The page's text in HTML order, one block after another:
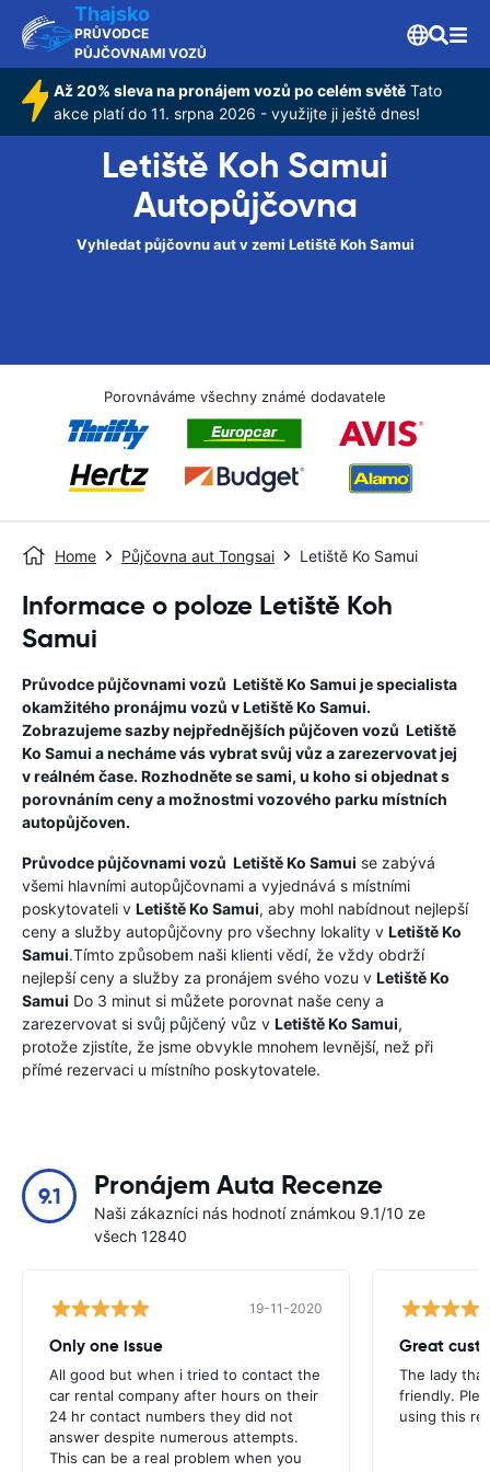
Thajsko
PRŮVODCE
PŮJČOVNAMI VOZŮ
Až 20% sleva na pronájem vozů po celém světě Tato
akce platí do 11. srpna 2026 - využijte ji ještě dnes!
Letiště Koh Samui
Autopůjčovna
Vyhledat půjčovnu aut v zemi Letiště Koh Samui
Porovnáváme všechny známé dodavatele
Home Půjčovna aut Tongsai Letiště Ko Samui
Informace o poloze Letiště Koh
Samui
Průvodce půjčovnami vozů Letiště Ko Samui je specialista
okamžitého pronájmu vozů vLetiště Ko Samui.
Zobrazujeme sazby nejpřednějších půjčoven vozů Letiště
Ko Samui a necháme vás vybrat svůj vůz a zarezervovat jej
v reálném čase. Rozhodněte se sami, u koho si objednat s
porovnáním ceny a možnostmi vozového parku místních
autopůjčoven.
Průvodce půjčovnami vozů Letiště Ko Samui se zabývá
všemi hlavními autopůjčovnami a vyjednává s místními
poskytovateli v Letiště Ko Samui, aby mohl nabídnout nejlepší
ceny a služby autopůjčovny pro všechny lokality v Letiště Ko
Samui.Tímto způsobem naši klienti vědí, že vždy obdrží
nejlepší ceny a služby za pronájem svého vozu v Letiště Ko
Samui Do 3 minut si můžete porovnat naše ceny a
zarezervovat si svůj půjčený vůz v Letiště Ko Samui,
protože zjistíte, že jsme obvykle mnohem levnější, než při
přímé rezervaci u místního poskytovatele.
9.1 Pronájem Auta Recenze
Naši zákazníci nás hodnotí známkou 9.1/10 ze
všech 12840
19-11-2020
Only one issue
All good but when i tried to contact the
car rental company after hours on their
24 hr contact numbers they did not
answer despite numerous attempts.
This can be a real problem when you
Great
The lady
friendly.
using this